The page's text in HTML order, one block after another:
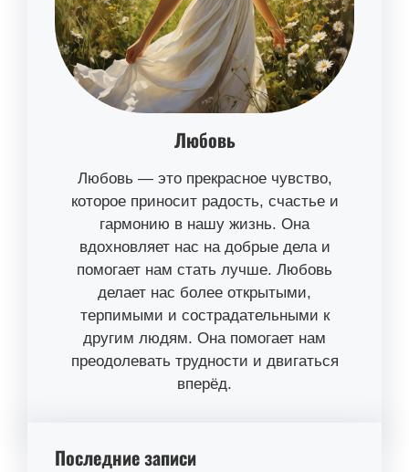
Любовь
Любовь — это прекрасное чувство,
которое приносит радость, счастье и
гармонию в нашу жизнь. Она
вдохновляет нас на добрые дела и
помогает нам стать лучше. Любовь
делает нас более открытыми,
терпимыми и сострадательными к
другим людям. Она помогает нам
преодолевать трудности и двигаться
вперёд.
Последние записи